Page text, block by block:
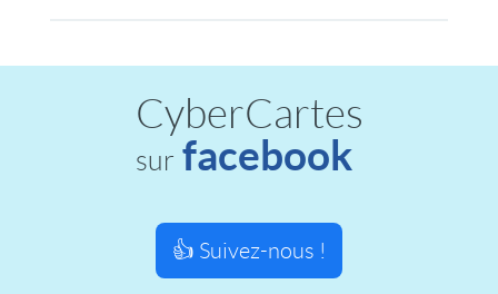
CyberCartes
sur facebook
👍 Suivez-nous !